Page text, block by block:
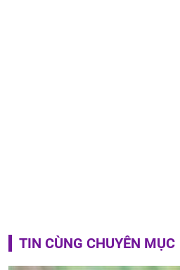
TIN CÙNG CHUYÊN MỤC